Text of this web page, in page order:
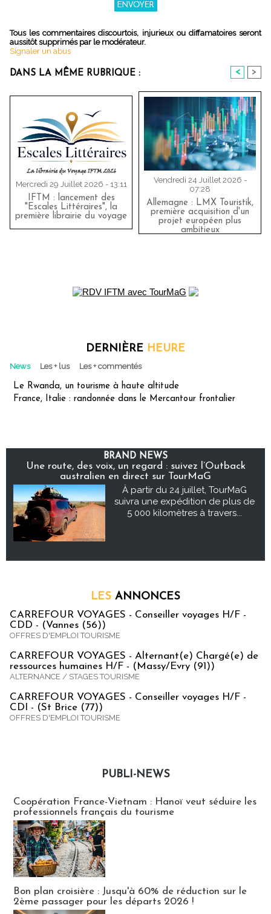
Tous les commentaires discourtois, injurieux ou diffamatoires seront
aussitôt supprimés par le modérateur.
Signaler un abus
DANS LA MÊME RUBRIQUE : < >
Mercredi 29 Juillet 2026 - 13:11
IFTM : lancement des
"Escales Littéraires", la
première librairie du voyage
Vendredi 24 Juillet 2026 -
07:28
Allemagne : LMX Touristik,
première acquisition d'un
projet européen plus
ambitieux
DERNIÈRE HEURE
News Les + lus Les + commentés
Le Rwanda, un tourisme à haute altitude
France, Italie : randonnée dans le Mercantour frontalier
BRAND NEWS
Une route, des voix, un regard : suivez l’Outback
australien en direct sur TourMaG
À partir du 24 juillet, TourMaG
suivra une expédition de plus de
5 000 kilomètres à travers...
LES ANNONCES
CARREFOUR VOYAGES - Conseiller voyages H/F -
CDD - (Vannes (56))
OFFRES D'EMPLOI TOURISME
CARREFOUR VOYAGES - Alternant(e) Chargé(e) de
ressources humaines H/F - (Massy/Evry (91))
ALTERNANCE / STAGES TOURISME
CARREFOUR VOYAGES - Conseiller voyages H/F -
CDI - (St Brice (77))
OFFRES D'EMPLOI TOURISME
PUBLI-NEWS
Coopération France-Vietnam : Hanoï veut séduire les
professionnels français du tourisme
Bon plan croisière : Jusqu'à 60% de réduction sur le
2ème passager pour les départs 2026 !